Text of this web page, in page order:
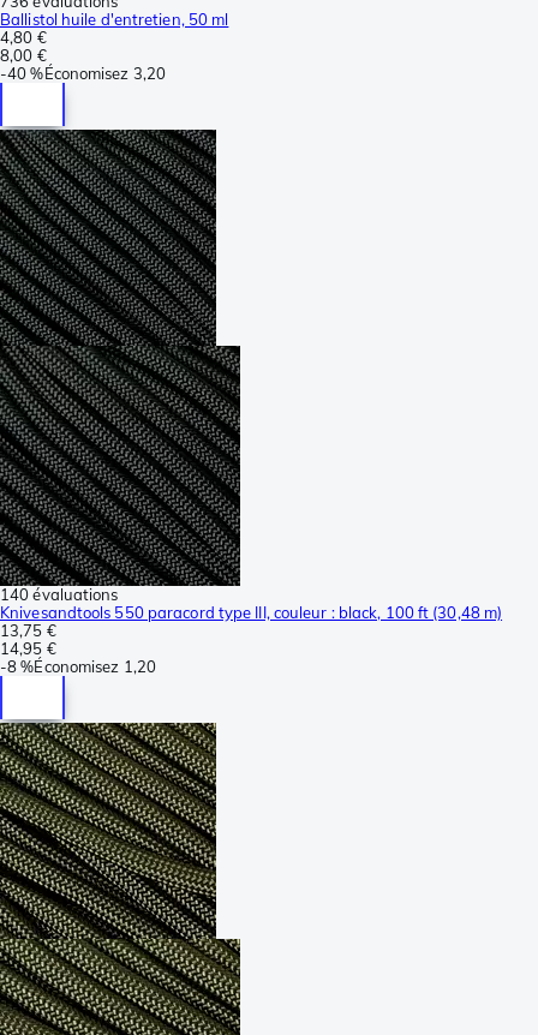
Ballistol huile d'entretien, 50 ml
4,80 €
8,00 €
-40 %Économisez 3,20
140 évaluations
Knivesandtools 550 paracord type III, couleur : black, 100 ft (30,48 m)
13,75 €
14,95 €
-8 %Économisez 1,20